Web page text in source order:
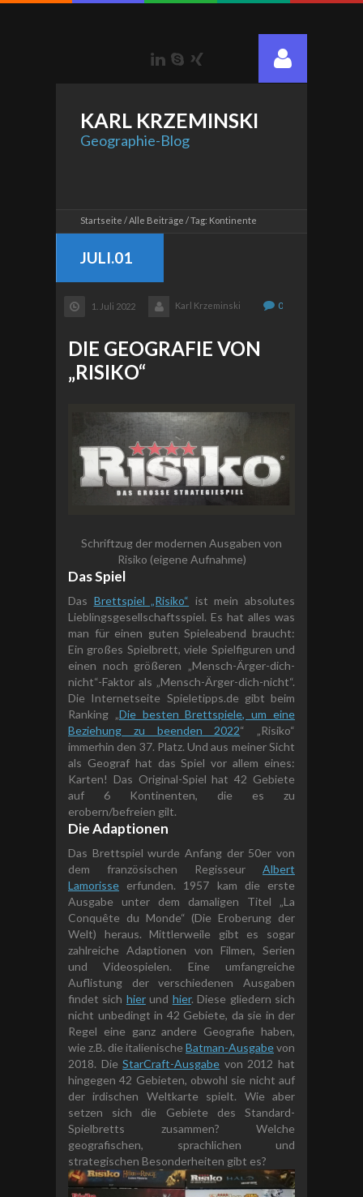
LinkedIn
Skype
KARL KRZEMINSKI
Geographie-Blog
Startseite Alle Beiträge Tag: Kontinente
JULI.01
1. Juli 2022 0
Karl Krzeminski
DIE GEOGRAFIE VON
„RISIKO“
Schriftzug der modernen Ausgaben von
Risiko (eigene Aufnahme)
Das Spiel
Das Brettspiel „Risiko“ ist mein absolutes
Lieblingsgesellschaftsspiel. Es hat alles was
man für einen guten Spieleabend braucht:
Ein großes Spielbrett, viele Spielfiguren und
einen noch größeren „Mensch-Ärger-dich-
nicht“-Faktor als „Mensch-Ärger-dich-nicht“.
Die Internetseite Spieletipps.de gibt beim
Ranking „Die besten Brettspiele, um eine
Beziehung zu beenden 2022“ „Risiko“
immerhin den 37. Platz. Und aus meiner Sicht
als Geograf hat das Spiel vor allem eines:
Karten! Das Original-Spiel hat 42 Gebiete
auf 6 Kontinenten, die es zu
erobern/befreien gilt.
Die Adaptionen
Das Brettspiel wurde Anfang der 50er von
dem französischen Regisseur Albert
Lamorisse erfunden. 1957 kam die erste
Ausgabe unter dem damaligen Titel „La
Conquête du Monde“ (Die Eroberung der
Welt) heraus. Mittlerweile gibt es sogar
zahlreiche Adaptionen von Filmen, Serien
und Videospielen. Eine umfangreiche
Auflistung der verschiedenen Ausgaben
findet sich hierund hier. Diese gliedern sich
nicht unbedingt in 42 Gebiete, da sie in der
Regel eine ganz andere Geografie haben,
wie z.B. die italienische Batman-Ausgabevon
2018. DieStarCraft-Ausgabe von 2012 hat
hingegen 42 Gebieten, obwohl sie nicht auf
der irdischen Weltkarte spielt. Wie aber
setzen sich die Gebiete des Standard-
Spielbretts zusammen? Welche
geografischen, sprachlichen und
strategischen Besonderheiten gibt es?